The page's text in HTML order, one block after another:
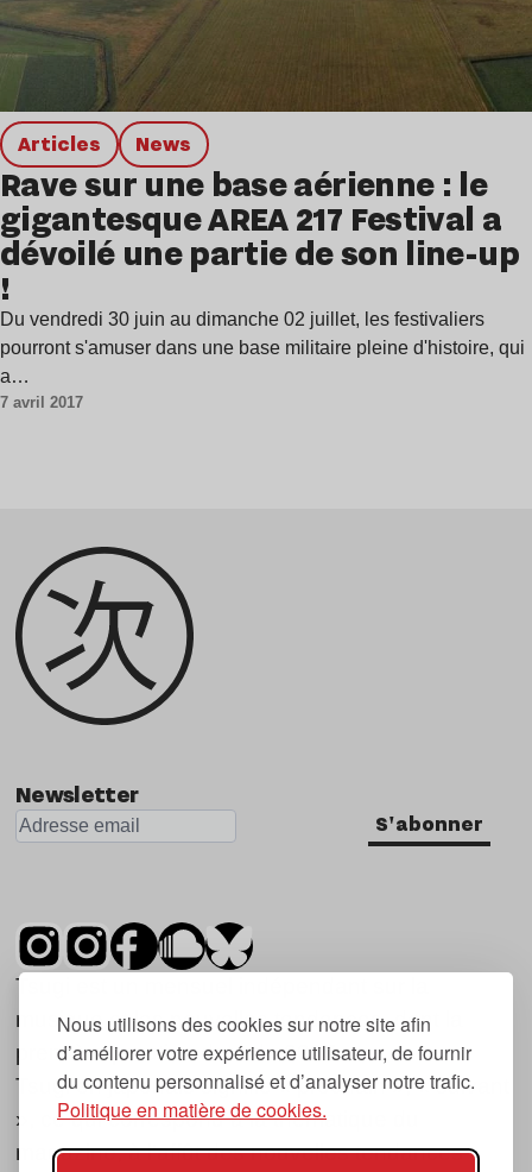
Nous utilisons des cookies sur notre site afin
d’améliorer votre expérience utilisateur, de fournir
du contenu personnalisé et d’analyser notre trafic.
Politique en matière de cookies.
Articles news
Rave sur une base aérienne : le
gigantesque AREA 217 Festival a
dévoilé une partie de son line-up
!
Du vendredi 30 juin au dimanche 02 juillet, les festivaliers
pourront s'amuser dans une base militaire pleine d'histoire, qui
a…
7 avril 2017
Newsletter
S'abonner
Tsugi est un mensuel indépendant sur la
musique et les nouvelles tendances, dont la
première parution date de 2007.
Tsugi en japonais signifie « prochain », « suivant
», ce qui correspond à la thématique du
magazine, à l’affût des nouvelles tendances